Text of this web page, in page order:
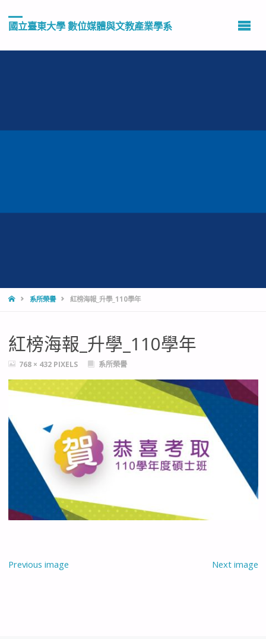
國立臺東大學 數位媒體與文教產業學系
HOME系所榮譽 紅榜海報_升學_110學年
紅榜海報_升學_110學年
FULL768 × 432 PIXELS 系所榮譽
Previous image Next image